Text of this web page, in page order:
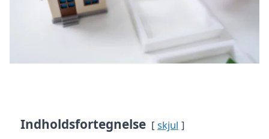
Indholdsfortegnelse skjul